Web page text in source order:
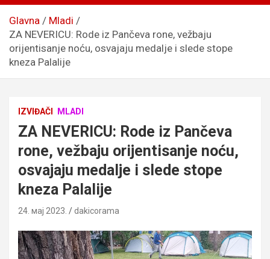
Glavna
Mladi
ZA NEVERICU: Rode iz Pančeva rone, vežbaju
orijentisanje noću, osvajaju medalje i slede stope
kneza Palalije
IZVIĐAČI MLADI
ZA NEVERICU: Rode iz Pančeva
rone, vežbaju orijentisanje noću,
osvajaju medalje i slede stope
kneza Palalije
24. мај 2023. dakicorama